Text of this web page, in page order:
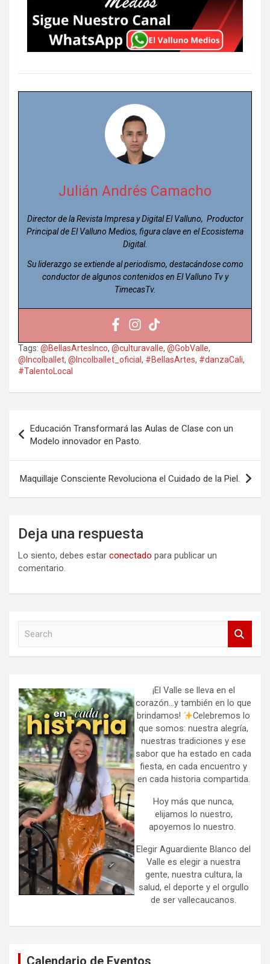
Julián Andrés Camacho
Director de la Revista Impresa y Digital El Valluno, Productor
Principal de El Valluno Medios, figura clave en el Ecosistema
Digital.
Su liderazgo se extiende al periodismo, destacándose como
conductor de algunos contenidos en El Valluno Tv y
TimecasTv.
Tags: @BellasArtesInco, @culturavalle, @GobValle,
@Incolballet, @Incolballet_oficial, #BellasArtes, #danzaCali,
#TalentoLocal
de
entradas
Educación Transformará las Aulas de Clase con un
Modelo innovador en Pasto.
Maquillaje Consciente Revoluciona el Cuidado de la Piel.
Deja una respuesta
Lo siento, debes estar conectado para publicar un
comentario.
h
¡El Valle se lleva en el
corazón…y también en lo que
brindamos!
Celebremos lo
que somos: nuestra alegría,
nuestras tradiciones y ese
sabor que ha estado en cada
fiesta, en cada encuentro y
en cada historia compartida.
Hoy más que nunca,
elijamos lo nuestro,
apoyemos lo nuestro.
Elegir Aguardiente Blanco del
Valle es elegir a nuestra
gente, nuestra cultura, la
salud, el deporte y el orgullo
de ser vallecaucanos.